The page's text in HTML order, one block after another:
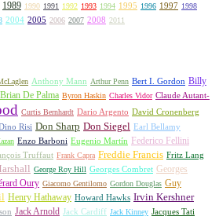
1989 1990 1991 1992 1993 1994 1995 1996 1997 1998
2004 2005 2006 2007 2008 2011
Anthony Mann Arthur Penn Bert I. Gordon Billy
Brian De Palma Byron Haskin Charles Vidor Claude Autant-
Curtis Bernhardt Dario Argento David Cronenberg
Risi Don Sharp Don Siegel Earl Bellamy
Enzo Barboni Eugenio Martín Federico Fellini
Truffaut Frank Capra Freddie Francis Fritz Lang
George Roy Hill Georges Combret Georges
Oury Giacomo Gentilomo Gordon Douglas Guy
Henry Hathaway Howard Hawks Irvin Kershner
Jack Arnold Jack Cardiff Jack Kinney Jacques Tati